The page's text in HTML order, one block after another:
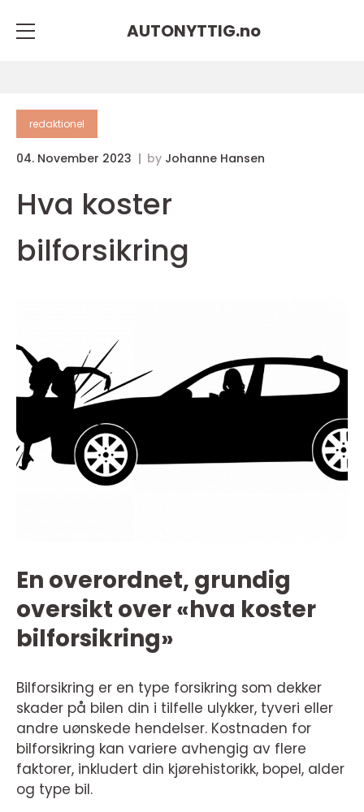
AUTONYTTIG.no
redaktionel
04. November 2023 by Johanne Hansen
Hva koster
bilforsikring
En overordnet, grundig
oversikt over «hva koster
bilforsikring»
Bilforsikring er en type forsikring som dekker
skader på bilen din i tilfelle ulykker, tyveri eller
andre uønskede hendelser. Kostnaden for
bilforsikring kan variere avhengig av flere
faktorer, inkludert din kjørehistorikk, bopel, alder
og type bil.